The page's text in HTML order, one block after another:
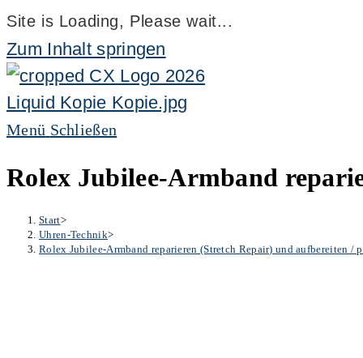
Site is Loading, Please wait...
Zum Inhalt springen
Menü Schließen
Rolex Jubilee-Armband
Start>
Uhren-Technik>
Rolex Jubilee-Armband reparieren (Stretch Repair) und aufbereiten /